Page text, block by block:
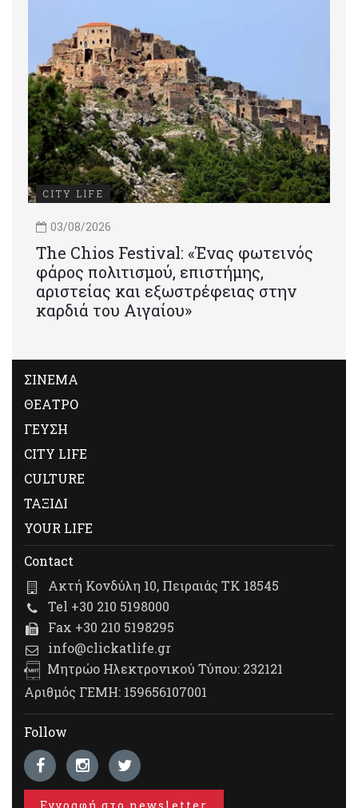
CITY LIFE
03/08/2026
Τhe Chios Festival: «Ένας φωτεινός
φάρος πολιτισμού, επιστήμης,
αριστείας και εξωστρέφειας στην
καρδιά του Αιγαίου»
ΣΙΝΕΜΑ
ΘΕΑΤΡΟ
ΓΕΥΣΗ
CITY LIFE
CULTURE
ΤΑΞΙΔΙ
YOUR LIFE
Contact
Ακτή Κονδύλη 10, Πειραιάς ΤΚ 18545
Tel +30 210 5198000
Fax +30 210 5198295
info@clickatlife.gr
Μητρώο Ηλεκτρονικού Τύπου: 232121
Αριθμός ΓΕΜΗ: 159656107001
Follow
Εγγραφή στο newsletter